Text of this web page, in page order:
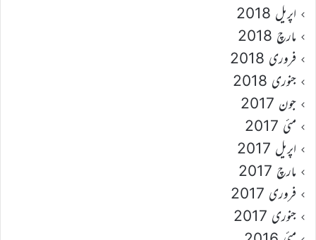
اپریل 2018
مارچ 2018
فروری 2018
جنوری 2018
جون 2017
مئی 2017
اپریل 2017
مارچ 2017
فروری 2017
جنوری 2017